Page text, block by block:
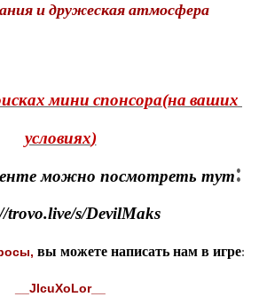
и дружеская атмосфера
мини спонсора(на ваших
условиях)
можно посмотреть тут:
trovo.live/s/DevilMaks
вы можете написать нам в игре:
__JlcuXoLor__